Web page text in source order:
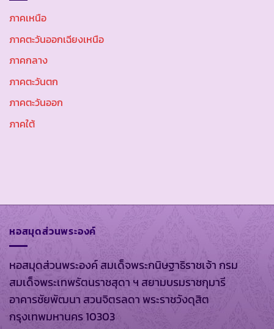
ภาคเหนือ
ภาคตะวันออกเฉียงเหนือ
ภาคกลาง
ภาคตะวันตก
ภาคตะวันออก
ภาคใต้
หอสมุดส่วนพระองค์
หอสมุดส่วนพระองค์ สมเด็จพระกนิษฐาธิราชเจ้า กรม
สมเด็จพระเทพรัตนราชสุดา ฯ สยามบรมราชกุมารี
อาคารชัยพัฒนา สวนจิตรลดา พระราชวังดุสิต
กรุงเทพมหานคร 10303